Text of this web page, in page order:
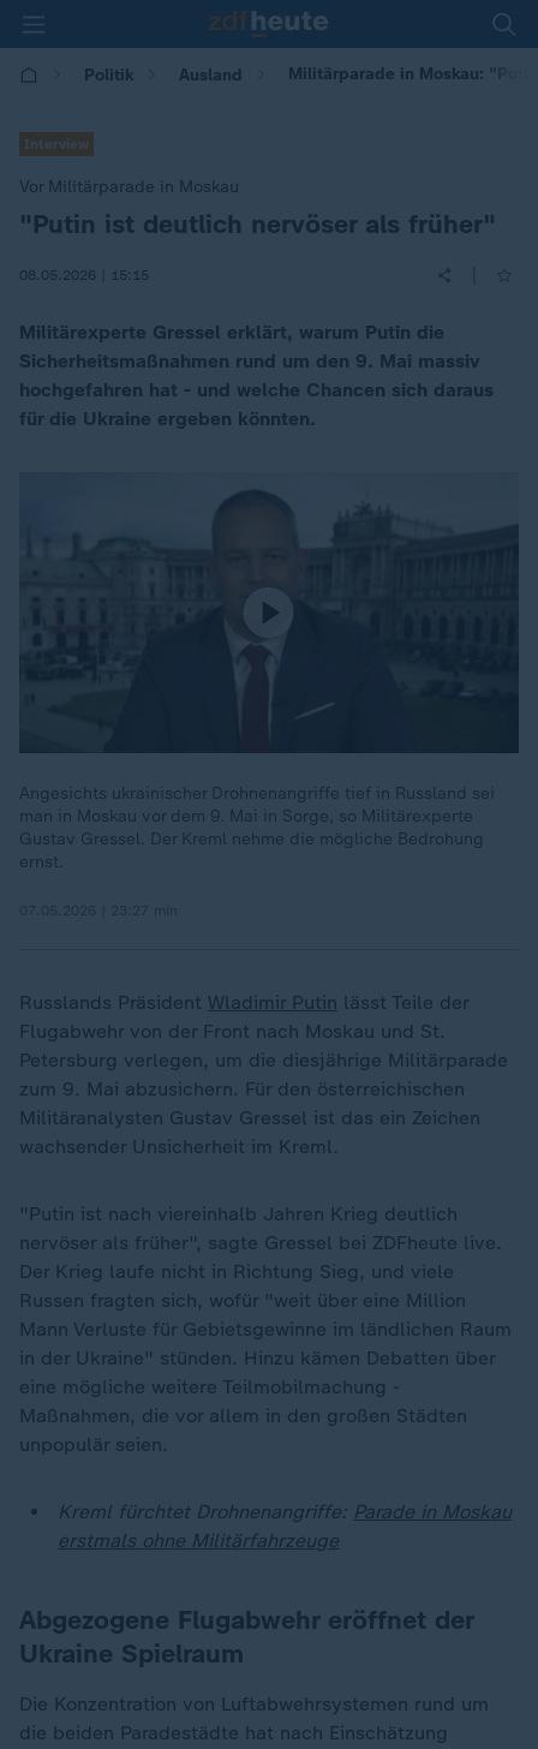
Politik Ausland Militärparade in Moskau:
Interview
Vor Militärparade in Moskau
:"Putin ist deutlich nervöser als früher"
08.05.2026 | 15:15
Militärexperte Gressel erklärt, warum Putin die
Sicherheitsmaßnahmen rund um den 9. Mai massiv
hochgefahren hat - und welche Chancen sich daraus
für die Ukraine ergeben könnten.
Angesichts ukrainischer Drohnenangriffe tief in Russland sei
man in Moskau vor dem 9. Mai in Sorge, so Militärexperte
Gustav Gressel. Der Kreml nehme die mögliche Bedrohung
ernst.
Russlands Präsident Wladimir Putin lässt Teile der
Flugabwehr von der Front nach Moskau und St.
Petersburg verlegen, um die diesjährige Militärparade
zum 9. Mai abzusichern. Für den österreichischen
Militäranalysten Gustav Gressel ist das ein Zeichen
wachsender Unsicherheit im Kreml.
"Putin ist nach viereinhalb Jahren Krieg deutlich
nervöser als früher", sagte Gressel bei ZDFheute live.
Der Krieg laufe nicht in Richtung Sieg, und viele
Russen fragten sich, wofür "weit über eine Million
Mann Verluste für Gebietsgewinne im ländlichen Raum
in der Ukraine" stünden. Hinzu kämen Debatten über
eine mögliche weitere Teilmobilmachung -
Maßnahmen, die vor allem in den großen Städten
unpopulär seien.
Kreml fürchtet Drohnenangriffe: Parade in Moskau
erstmals ohne Militärfahrzeuge
Abgezogene Flugabwehr eröffnet der
Ukraine Spielraum
Die Konzentration von Luftabwehrsystemen rund um
die beiden Paradestädte hat nach Einschätzung